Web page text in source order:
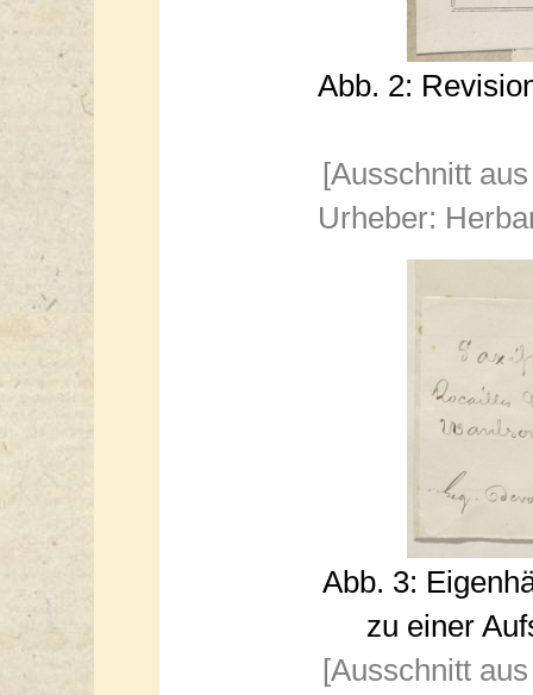
Abb. 2:
[Ausschnitt
Urheber:
Abb. 3:
zu einer
[Ausschnitt